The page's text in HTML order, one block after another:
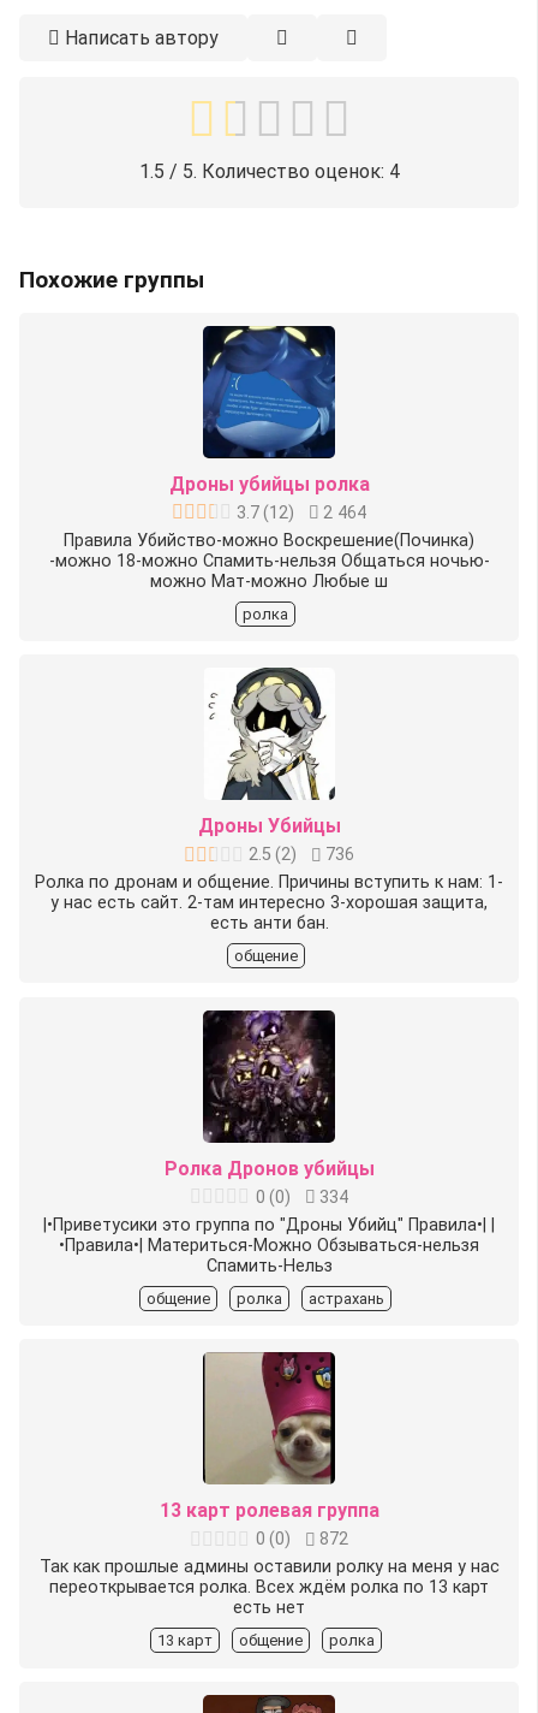
Написать автору
1.5 / 5. Количество оценок: 4
Похожие группы
Дроны убийцы ролка
3.7(12)
2 464
Правила Убийство-можно Воскрешение(Починка)
-можно 18-можно Спамить-нельзя Общаться ночью-
можно Мат-можно Любые ш
ролка
Дроны Убийцы
2.5 (2)
736
Ролка по дронам и общение. Причины вступить к нам: 1-
у нас есть сайт. 2-там интересно 3-хорошая защита,
есть анти бан.
общение
Ролка Дронов убийцы
0 (0)
334
|•Приветусики это группа по "Дроны Убийц" Правила•| |
•Правила•| Материться-Можно Обзываться-нельзя
Спамить-Нельз
общение ролка астрахань
13 карт ролевая группа
0 (0)
872
Так как прошлые админы оставили ролку на меня у нас
переоткрывается ролка. Всех ждём ролка по 13 карт
есть нет
13 карт общение ролка